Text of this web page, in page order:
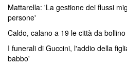
Mattarella: 'La gestione dei flussi
persone'
Caldo, calano a 19 le città da
I funerali di Guccini, l'addio della
babbo'